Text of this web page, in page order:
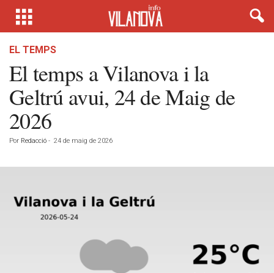
EL TEMPS
El temps a Vilanova i la
Geltrú avui, 24 de Maig de
2026
Por Redacció - 24 de maig de 2026